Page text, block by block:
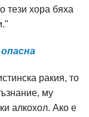
тези хора бяха
ракия, то
му
алкохол. Ако е